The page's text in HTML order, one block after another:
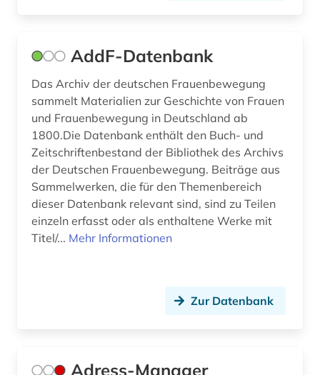
brasilien (4)
bremen (3)
brief (1)
briefsammlung (1)
bruttoinlandsprodukt (1)
brüssel (1)
bundeskanzler (1)
AddF-Datenbank
Das Archiv der deutschen Frauenbewegung
sammelt Materialien zur Geschichte von Frauen
und Frauenbewegung in Deutschland ab
1800.Die Datenbank enthält den Buch- und
Zeitschriftenbestand der Bibliothek des Archivs
der Deutschen Frauenbewegung. Beiträge aus
Sammelwerken, die für den Themenbereich
dieser Datenbank relevant sind, sind zu Teilen
einzeln erfasst oder als enthaltene Werke mit
Titel/... Mehr Informationen
Zur Datenbank
Adress-Manager